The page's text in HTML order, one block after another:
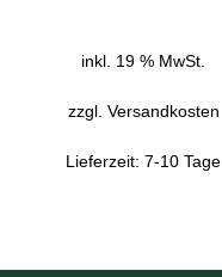
inkl. 19 % MwSt.
zzgl. Versandkosten
Lieferzeit: 7-10 Tage